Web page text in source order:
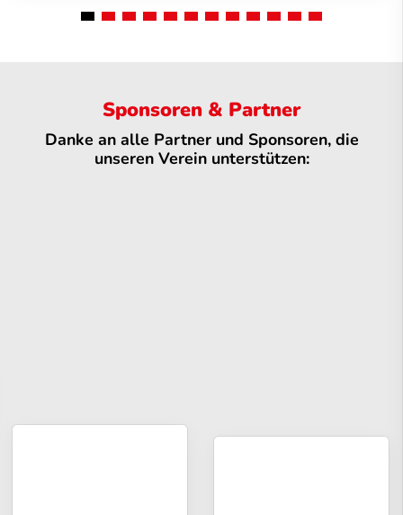
Sponsoren & Partner
Danke an alle Partner und Sponsoren, die
unseren Verein unterstützen: